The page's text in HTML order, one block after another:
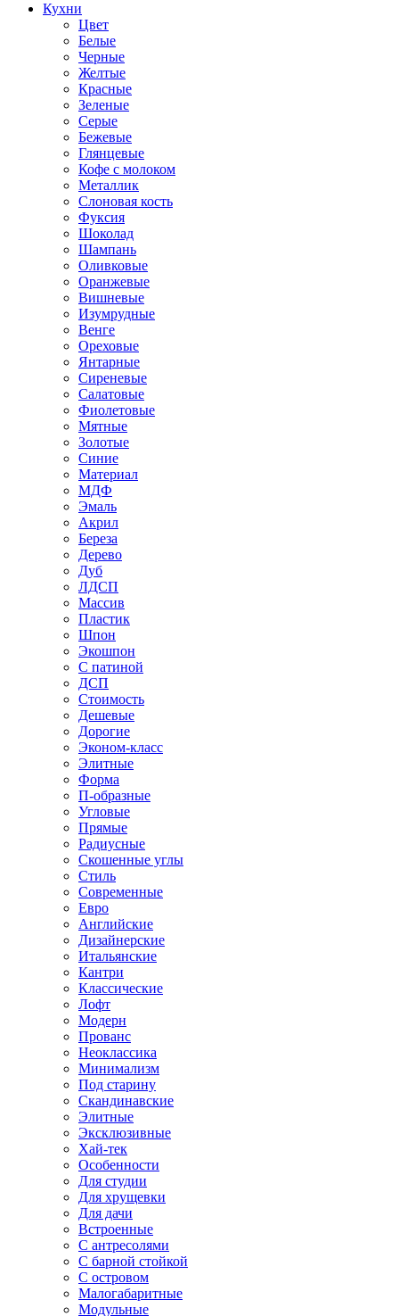
Кухни
Цвет
Белые
Черные
Желтые
Красные
Зеленые
Серые
Бежевые
Глянцевые
Кофе с молоком
Металлик
Слоновая кость
Фуксия
Шоколад
Шампань
Оливковые
Оранжевые
Вишневые
Изумрудные
Венге
Ореховые
Янтарные
Сиреневые
Салатовые
Фиолетовые
Мятные
Золотые
Синие
Материал
МДФ
Эмаль
Акрил
Береза
Дерево
Дуб
ЛДСП
Массив
Пластик
Шпон
Экошпон
С патиной
ДСП
Стоимость
Дешевые
Дорогие
Эконом-класс
Элитные
Форма
П-образные
Угловые
Прямые
Радиусные
Скошенные углы
Стиль
Современные
Евро
Английские
Дизайнерские
Итальянские
Кантри
Классические
Лофт
Модерн
Прованс
Неоклассика
Минимализм
Под старину
Скандинавские
Элитные
Эксклюзивные
Хай-тек
Особенности
Для студии
Для хрущевки
Для дачи
Встроенные
С антресолями
С барной стойкой
С островом
Малогабаритные
Модульные